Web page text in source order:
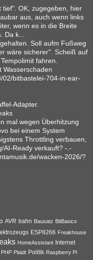
OK, zugegeben, hier
aus, auch wenn links
wenn es in die Breite
k...
Soll aufm Fußweg
wäre sicherer". Scheiß auf
fahren.
Wasserschaden
02/bitbastelei-704-in-ear-
Adapter.
mal wegen Überhitzung
bei einem System
Throttling verbauen,
AI-Ready verkauft? -.-
wacken-2026/?
AVR bahn Bausatz BitBasics
ESP8266 Freakhouse
HomeAssistant Internet
PHP Plaidt Politik Raspberry Pi